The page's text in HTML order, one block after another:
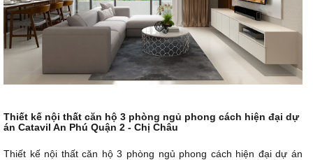
Thiết kế nội thất căn hộ 3 phòng ngủ phong cách hiện đại dự
án Catavil An Phú Quận 2 - Chị Châu
Thiết kế nội thất căn hộ 3 phòng ngủ phong cách hiện đại dự án